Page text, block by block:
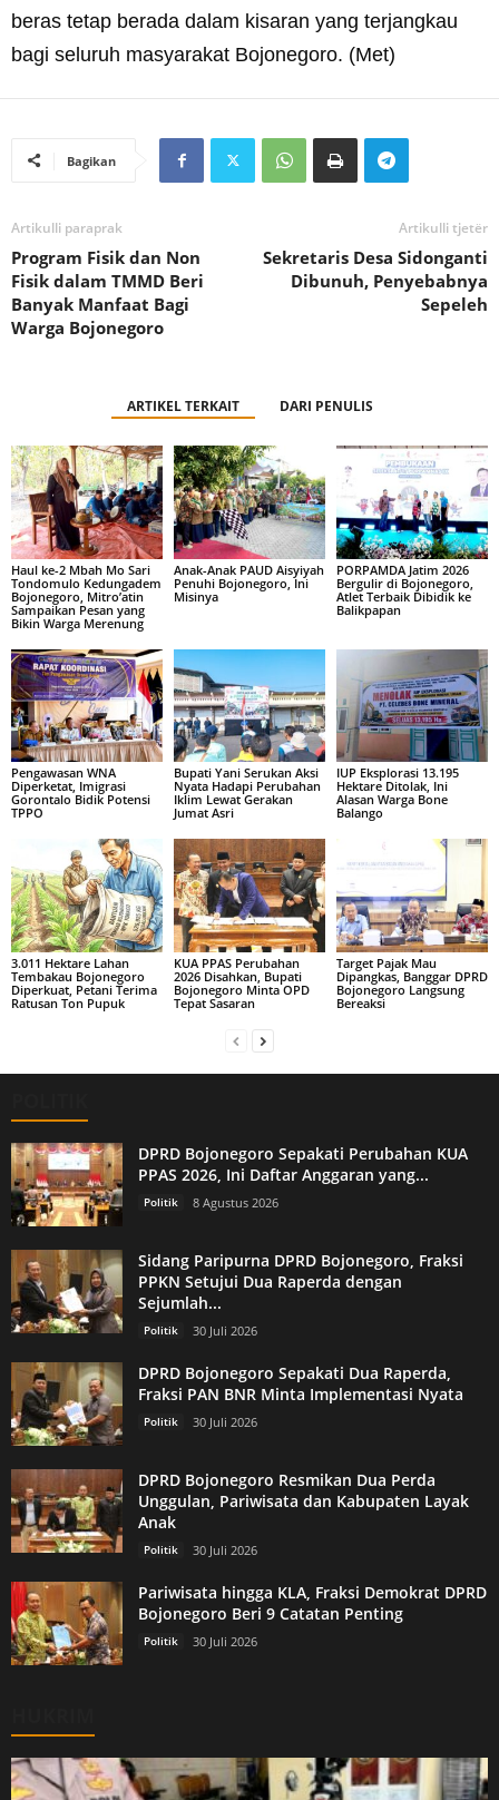
beras tetap berada dalam kisaran yang terjangkau
bagi seluruh masyarakat Bojonegoro. (Met)
Bagikan
Artikulli paraprak
Program Fisik dan Non
Fisik dalam TMMD Beri
Banyak Manfaat Bagi
Warga Bojonegoro
Artikulli tjetër
Sekretaris Desa Sidonganti
Dibunuh, Penyebabnya
Sepeleh
ARTIKEL TERKAIT DARI PENULIS
Haul ke-2 Mbah Mo Sari
Tondomulo Kedungadem
Bojonegoro, Mitro’atin
Sampaikan Pesan yang
Bikin Warga Merenung
Anak-Anak PAUD Aisyiyah
Penuhi Bojonegoro, Ini
Misinya
PORPAMDA Jatim 2026
Bergulir di Bojonegoro,
Atlet Terbaik Dibidik ke
Balikpapan
Pengawasan WNA
Diperketat, Imigrasi
Gorontalo Bidik Potensi
TPPO
Bupati Yani Serukan Aksi
Nyata Hadapi Perubahan
Iklim Lewat Gerakan
Jumat Asri
IUP Eksplorasi 13.195
Hektare Ditolak, Ini
Alasan Warga Bone
Balango
3.011 Hektare Lahan
Tembakau Bojonegoro
Diperkuat, Petani Terima
Ratusan Ton Pupuk
KUA PPAS Perubahan
2026 Disahkan, Bupati
Bojonegoro Minta OPD
Tepat Sasaran
Target Pajak Mau
Dipangkas, Banggar DPRD
Bojonegoro Langsung
Bereaksi
DPRD Bojonegoro Sepakati Perubahan KUA
PPAS 2026, Ini Daftar Anggaran yang...
Politik 8 Agustus 2026
Sidang Paripurna DPRD Bojonegoro, Fraksi
PPKN Setujui Dua Raperda dengan
Sejumlah...
Politik 30 Juli 2026
DPRD Bojonegoro Sepakati Dua Raperda,
Fraksi PAN BNR Minta Implementasi Nyata
Politik 30 Juli 2026
DPRD Bojonegoro Resmikan Dua Perda
Unggulan, Pariwisata dan Kabupaten Layak
Anak
Politik 30 Juli 2026
Pariwisata hingga KLA, Fraksi Demokrat DPRD
Bojonegoro Beri 9 Catatan Penting
Politik 30 Juli 2026